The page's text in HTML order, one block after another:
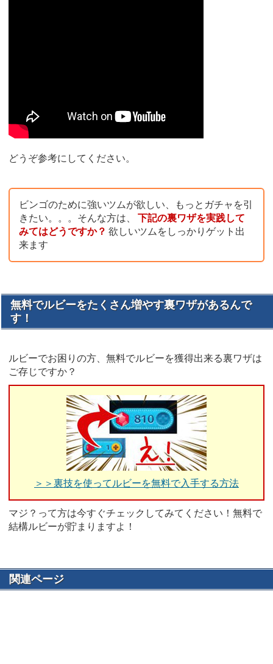
どうぞ参考にしてください。
ビンゴのために強いツムが欲しい、もっとガチャを引
きたい。。。そんな方は、
下記の裏ワザを実践して
みてはどうですか？ 欲しいツムをしっかりゲット出
来ます
無料でルビーをたくさん増やす裏ワザがあるんで
す！
ルビーでお困りの方、無料でルビーを獲得出来る裏ワザは
ご存じですか？
＞＞裏技を使ってルビーを無料で入手する方法
マジ？って方は今すぐチェックしてみてください！無料で
結構ルビーが貯まりますよ！
関連ページ